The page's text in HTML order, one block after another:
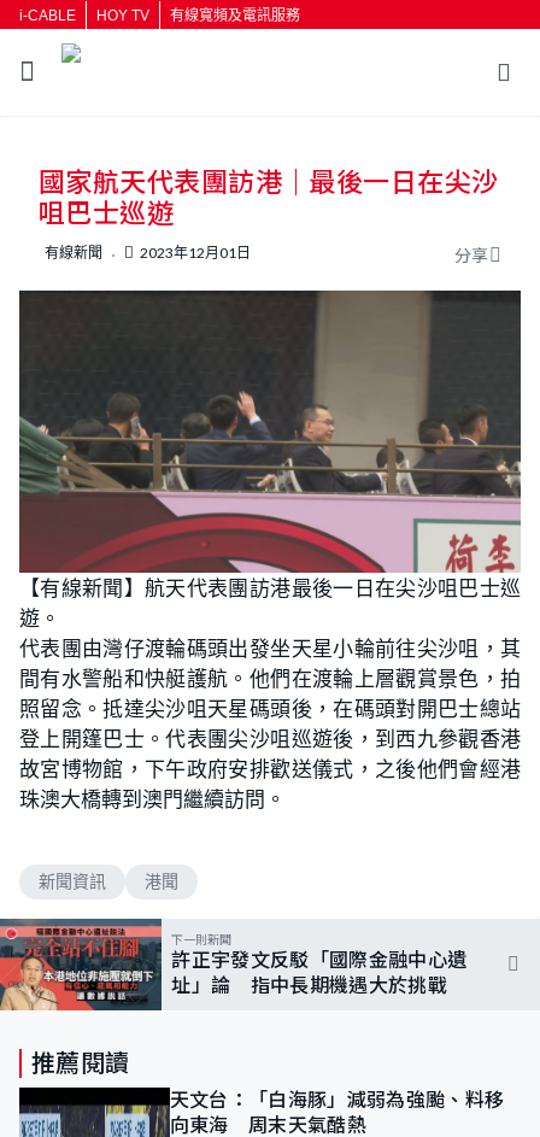
i-CABLE HOY TV 有線寬頻及電訊服務
按輸入鍵開始搜尋
國家航天代表團訪港｜最後一日在尖沙
咀巴士巡遊
有線新聞 2023年12月01日 分享
【有線新聞】航天代表團訪港最後一日在尖沙咀巴士巡
遊。
代表團由灣仔渡輪碼頭出發坐天星小輪前往尖沙咀，其
間有水警船和快艇護航。他們在渡輪上層觀賞景色，拍
照留念。抵達尖沙咀天星碼頭後，在碼頭對開巴士總站
登上開篷巴士。代表團尖沙咀巡遊後，到西九參觀香港
故宮博物館，下午政府安排歡送儀式，之後他們會經港
珠澳大橋轉到澳門繼續訪問。
新聞資訊 港聞
下一則新聞
許正宇發文反駁「國際金融中心遺
址」論 指中長期機遇大於挑戰
推薦閱讀
天文台：「白海豚」減弱為強颱、料移
向東海 周末天氣酷熱